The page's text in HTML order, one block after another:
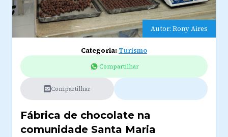
Autor: Rony Aires
Categoria: Turismo
Compartilhar
Compartilhar
Fábrica de chocolate na
comunidade Santa Maria